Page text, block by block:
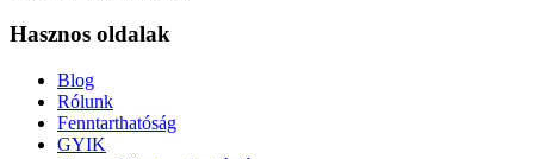
Hasznos oldalak
Blog
Rólunk
Fenntarthatóság
GYIK